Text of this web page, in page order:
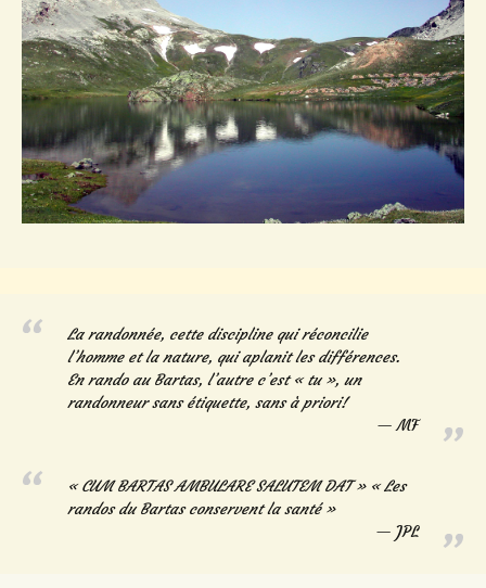
La randonnée, cette discipline qui réconcilie
l’homme et la nature, qui aplanit les différences.
En rando au Bartas, l’autre c’est « tu », un
randonneur sans étiquette, sans à priori!
MF
« CUM BARTAS AMBULARE SALUTEM DAT » « Les
randos du Bartas conservent la santé »
JPL